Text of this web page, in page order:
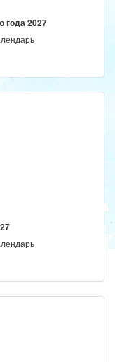
года 2027